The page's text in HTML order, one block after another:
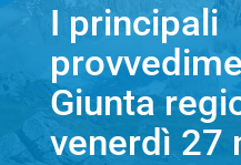
I principali
Giunta
venerdì 27